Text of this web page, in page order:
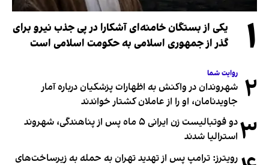
۱
یکی از بستگان خامنه‌ای آشکارا در پی جذب نیرو برای
گذر از جمهوری اسلامی به حکومت اسلامی است
۲ روایت شما
شهروندان در واکنش به اظهارات پزشکیان درباره آمار
جاویدنامان، او را از عاملان کشتار خواندند
۳
دو فوتبالیست زن ایرانی ۵ ماه پس از پناهندگی، شهروند
استرالیا شدند
رویترز: ترامپ پس از تهدید تهران به حمله به زیرساخت‌های